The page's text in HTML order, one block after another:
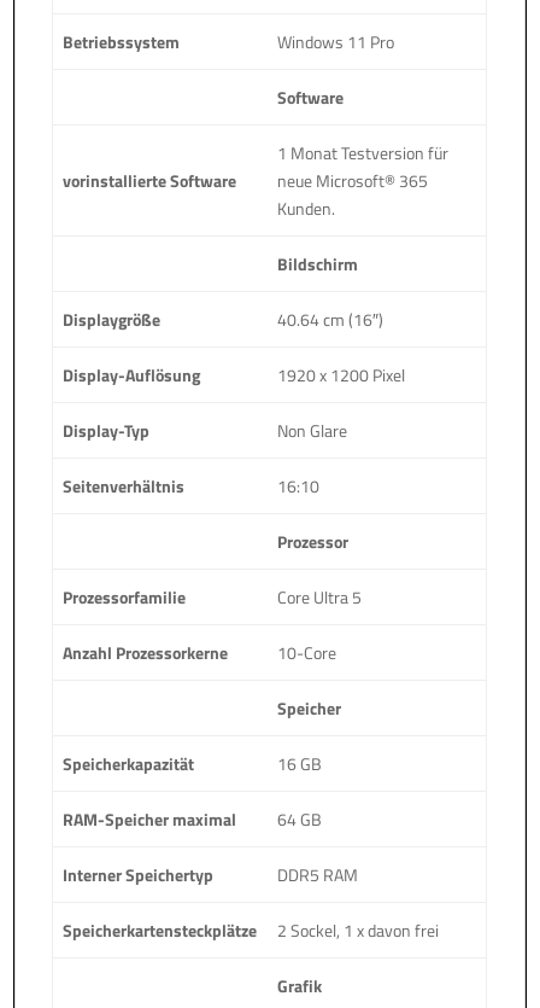
Betriebssystem Windows 11 Pro
Software
vorinstallierte Software
1 Monat Testversion für
neue Microsoft® 365
Kunden.
Bildschirm
Displaygröße 40.64 cm (16″)
Display-Auflösung 1920 x 1200 Pixel
Display-Typ Non Glare
Seitenverhältnis 16:10
Prozessor
Prozessorfamilie Core Ultra 5
Anzahl Prozessorkerne 10-Core
Speicher
Speicherkapazität 16 GB
RAM-Speicher maximal 64 GB
Interner Speichertyp DDR5 RAM
Speicherkartensteckplätze 2 Sockel, 1 x davon frei
Grafik